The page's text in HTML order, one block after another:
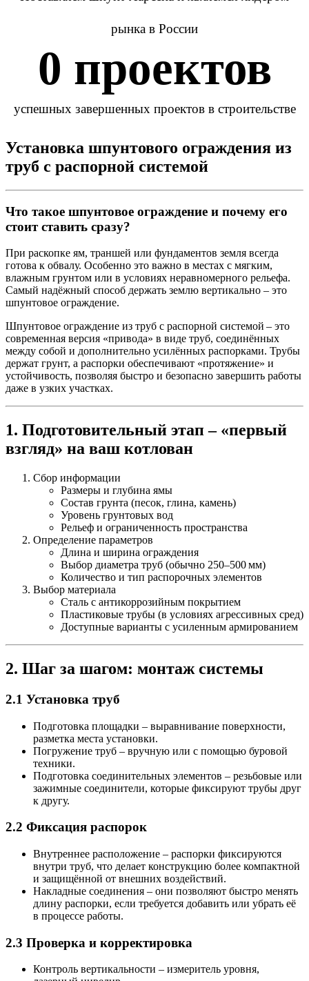
рынка в России
0 проектов
успешных завершенных проектов в строительстве
Установка шпунтового ограждения из
труб с распорной системой
Что такое шпунтовое ограждение и почему его
стоит ставить сразу?
При раскопке ям, траншей или фундаментов земля всегда
готова к обвалу. Особенно это важно в местах с мягким,
влажным грунтом или в условиях неравномерного рельефа.
Самый надёжный способ держать землю вертикально – это
шпунтовое ограждение.
Шпунтовое ограждение из труб с распорной системой – это
современная версия «привода» в виде труб, соединённых
между собой и дополнительно усилённых распорками. Трубы
держат грунт, а распорки обеспечивают «протяжение» и
устойчивость, позволяя быстро и безопасно завершить работы
даже в узких участках.
1. Подготовительный этап – «первый
взгляд» на ваш котлован
Сбор информации
Размеры и глубина ямы
Состав грунта (песок, глина, камень)
Уровень грунтовых вод
Рельеф и ограниченность пространства
Определение параметров
Длина и ширина ограждения
Выбор диаметра труб (обычно 250–500 мм)
Количество и тип распорочных элементов
Выбор материала
Сталь с антикоррозийным покрытием
Пластиковые трубы (в условиях агрессивных сред)
Доступные варианты с усиленным армированием
2. Шаг за шагом: монтаж системы
2.1 Установка труб
Подготовка площадки – выравнивание поверхности,
разметка места установки.
Погружение труб – вручную или с помощью буровой
техники.
Подготовка соединительных элементов – резьбовые или
зажимные соединители, которые фиксируют трубы друг
к другу.
2.2 Фиксация распорок
Внутреннее расположение – распорки фиксируются
внутри труб, что делает конструкцию более компактной
и защищённой от внешних воздействий.
Накладные соединения – они позволяют быстро менять
длину распорки, если требуется добавить или убрать её
в процессе работы.
2.3 Проверка и корректировка
Контроль вертикальности – измеритель уровня,